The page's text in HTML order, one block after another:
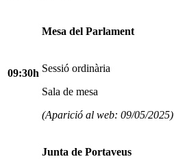
09:30h
Mesa del Parlament
Sessió ordinària
Sala de mesa
(Aparició al web: 09/05/2025)
Junta de Portaveus